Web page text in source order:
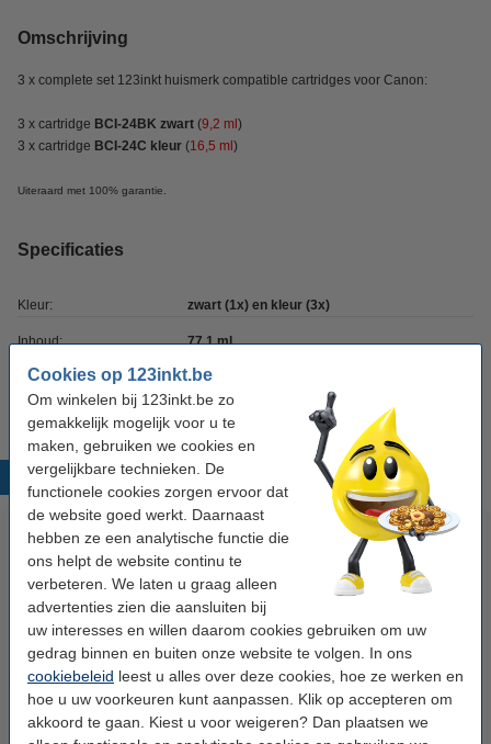
Cookies op 123inkt.be
Om winkelen bij 123inkt.be zo
gemakkelijk mogelijk voor u te
maken, gebruiken we cookies en
vergelijkbare technieken. De
functionele cookies zorgen ervoor dat
de website goed werkt. Daarnaast
hebben ze een analytische functie die
ons helpt de website continu te
verbeteren. We laten u graag alleen
advertenties zien die aansluiten bij
uw interesses en willen daarom cookies gebruiken om uw
gedrag binnen en buiten onze website te volgen. In ons
cookiebeleid leest u alles over deze cookies, hoe ze werken en
hoe u uw voorkeuren kunt aanpassen. Klik op accepteren om
akkoord te gaan. Kiest u voor weigeren? Dan plaatsen we
Omschrijving
3 x complete set 123inkt huismerk compatible cartridges voor Canon:
3 x cartridge BCI-24BK zwart (9,2 ml )
3 x cartridge BCI-24C kleur (16,5 ml )
Uiteraard met 100% garantie.
Specificaties
Kleur: zwart (1x) en kleur (3x)
Inhoud: 77,1 ml
Soort: multipack
Populaire producten
Canon BCI-24BK inktcartridge
zwart (123inkt huismerk)
Canon CL-41 inktcartridge kleur
(123inkt huismerk)